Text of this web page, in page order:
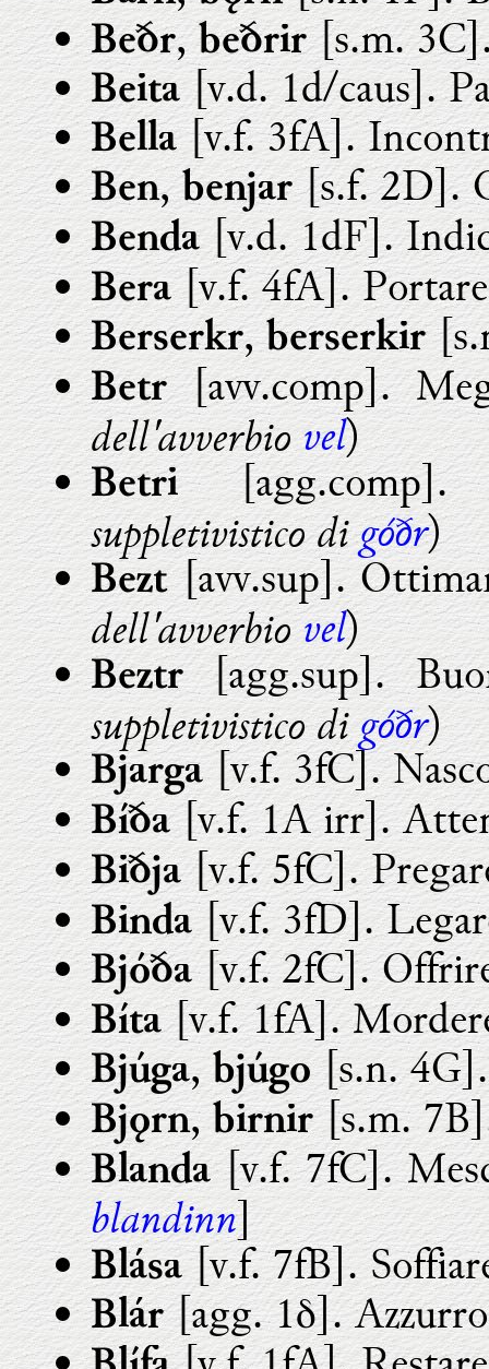
Beðr,beðrir[s.m.
Beita[v.d. 1d/caus].
Bella[v.f. 3fA].
Ben,benjar[s.f. 2D].
Benda[v.d. 1dF].
Bera[v.f. 4fA].
Berserkr,berserkir
Betr[avv.comp].
dell'avverbiovel)
Betri
suppletivistico digóðr)
Bezt[avv.sup].
dell'avverbiovel)
Beztr[agg.sup].
suppletivistico di góðr)
Bjarga[v.f. 3fC].
Bíða[v.f. 1A irr].
Biðja[v.f. 5fC].
Binda[v.f. 3fD].
Bjóða[v.f. 2fC].
Bíta[v.f. 1fA].
Bjúga,bjúgo[s.n. 4G].
Bjǫrn,birnir[s.m.
Blanda[v.f. 7fC].
blandinn]
Blása[v.f. 7fB].
Blár[agg. 1δ].